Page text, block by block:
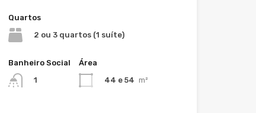
Quartos
2 ou 3 quartos (1 suíte)
Banheiro Social
1
Área
44 e 54 m²